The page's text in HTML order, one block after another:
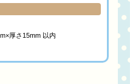
厚さ15mm 以内